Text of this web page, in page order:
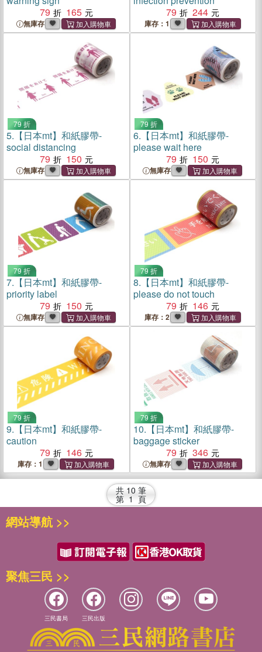
79
165
無庫存
79
244
庫存：1
79 折
5. 【日本mt】和紙膠帶-
social distancing
79
150
無庫存
79 折
6. 【日本mt】和紙膠帶-
please wait here
79
150
無庫存
79 折
7. 【日本mt】和紙膠帶-
priority label
79
150
無庫存
79 折
8. 【日本mt】和紙膠帶-
please do not touch
79
146
庫存：2
79 折
9. 【日本mt】和紙膠帶-
caution
79
146
庫存：1
79 折
10. 【日本mt】和紙膠帶-
baggage sticker
79
346
無庫存
共 10 筆
第 1 頁
網站導航 >>
聚焦三民 >>
三民書局 三民出版